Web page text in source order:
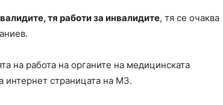
тя работи за инвалидите, тя се очаква
на работа на органите на медицинската
интернет страницата на МЗ.